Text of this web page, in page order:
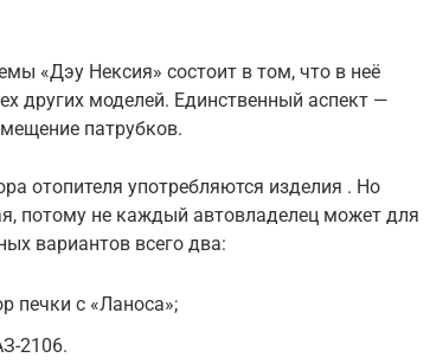
«Дэу Нексия» состоит в том, что в неё
других моделей. Единственный аспект —
патрубков.
отопителя употребляются изделия . Но
потому не каждый автовладелец может для
вариантов всего два:
печки с «Ланоса»;
2106.